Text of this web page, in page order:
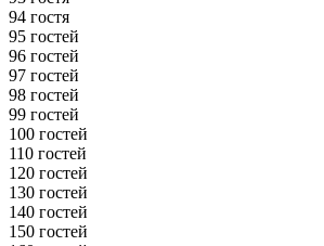
94 гостя
95 гостей
96 гостей
97 гостей
98 гостей
99 гостей
100 гостей
110 гостей
120 гостей
130 гостей
140 гостей
150 гостей